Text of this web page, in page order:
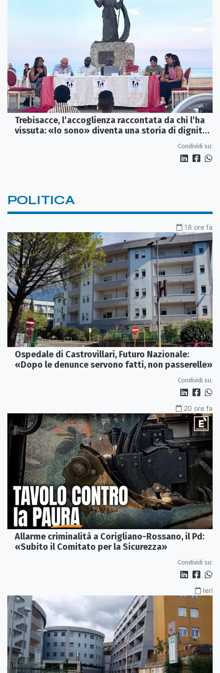
Trebisacce, l’accoglienza raccontata da chi l’ha
vissuta: «Io sono» diventa una storia di dignità
Condividi su:
POLITICA
18 ore fa
Ospedale di Castrovillari, Futuro Nazionale:
«Dopo le denunce servono fatti, non passerelle»
Condividi su:
20 ore fa
Allarme criminalità a Corigliano-Rossano, il Pd:
«Subito il Comitato per la Sicurezza»
Condividi su:
Ieri